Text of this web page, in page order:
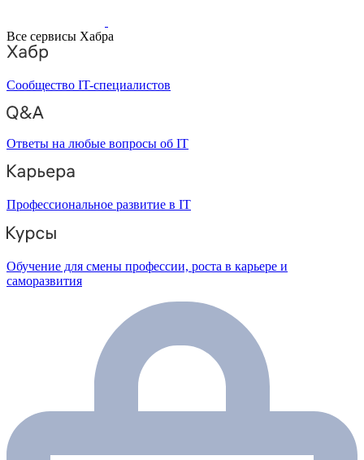
Все сервисы Хабра
Сообщество IT-специалистов
Ответы на любые вопросы об IT
Профессиональное развитие в IT
Обучение для смены профессии, роста в карьере и
саморазвития